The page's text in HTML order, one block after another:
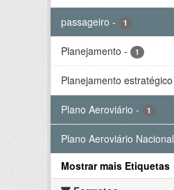
passageiro - 1
Planejamento - 1
Planejamento estratégico
Plano Aeroviário - 1
Plano Aeroviário Nacional
Mostrar mais Etiquetas